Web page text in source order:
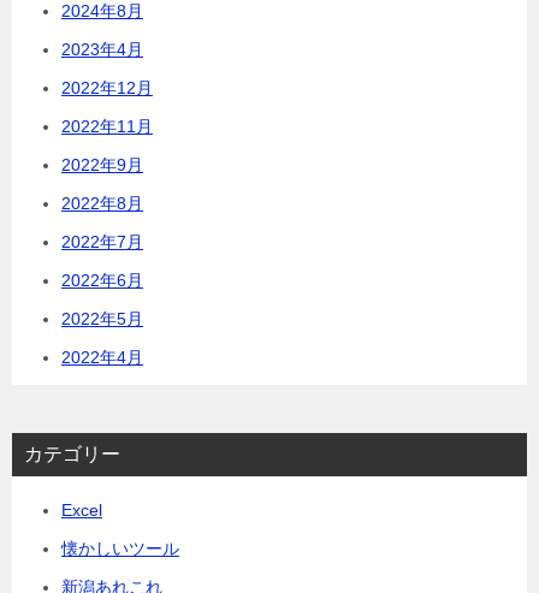
2024年8月
2023年4月
2022年12月
2022年11月
2022年9月
2022年8月
2022年7月
2022年6月
2022年5月
2022年4月
カテゴリー
Excel
懐かしいツール
新潟あれこれ